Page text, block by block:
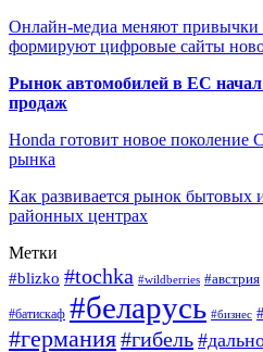
Онлайн-медиа меняют привычки
формируют цифровые сайты
Рынок автомобилей в ЕС начал
продаж
Honda готовит новое поколение
рынка
Как развивается рынок бытовых
районных центрах
Метки
#blizko #tochka #wildberries #австрия
#батискаф #беларусь #бизнес
#германия#гибель